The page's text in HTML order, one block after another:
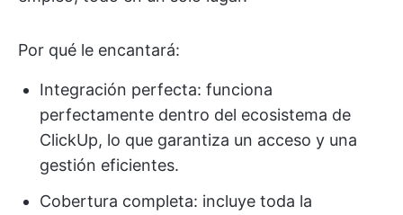
Por qué le encantará:
Integración perfecta: funciona
perfectamente dentro del ecosistema de
ClickUp, lo que garantiza un acceso y una
gestión eficientes.
Cobertura completa: incluye toda la